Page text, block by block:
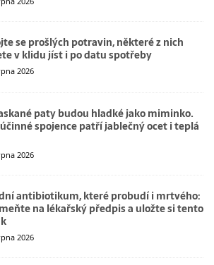
se prošlých potravin, některé z nich
v klidu jíst i po datu spotřeby
2026
paty budou hladké jako miminko.
spojence patří jablečný ocet i teplá
2026
antibiotikum, které probudí i mrtvého:
na lékařský předpis a uložte si tento
2026